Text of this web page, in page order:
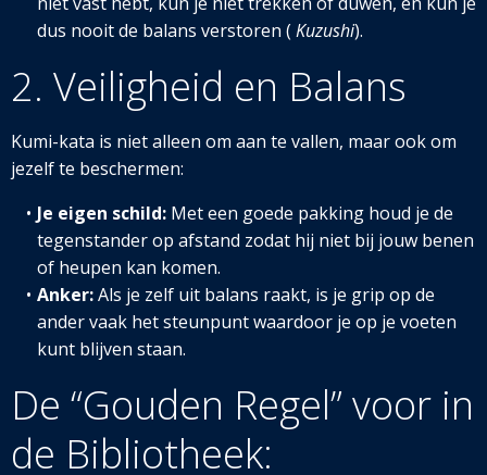
dus nooit de balans verstoren (Kuzushi).
2. Veiligheid en Balans
Kumi-kata is niet alleen om aan te vallen, maar ook om
jezelf te beschermen:
Je eigen schild:Met een goede pakking houd je de
tegenstander op afstand zodat hij niet bij jouw benen
of heupen kan komen.
Anker:Als je zelf uit balans raakt, is je grip op de
ander vaak het steunpunt waardoor je op je voeten
kunt blijven staan.
De “Gouden Regel” voor in
de Bibliotheek: